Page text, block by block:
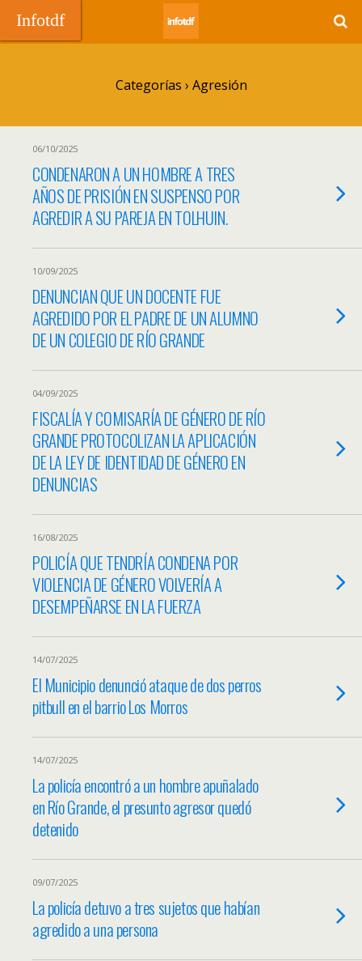
Categorías › Agresión
06/10/2025
CONDENARON A UN HOMBRE A TRES
AÑOS DE PRISIÓN EN SUSPENSO POR
AGREDIR A SU PAREJA EN TOLHUIN.
10/09/2025
DENUNCIAN QUE UN DOCENTE FUE
AGREDIDO POR EL PADRE DE UN ALUMNO
DE UN COLEGIO DE RÍO GRANDE
04/09/2025
FISCALÍA Y COMISARÍA DE GÉNERO DE RÍO
GRANDE PROTOCOLIZAN LA APLICACIÓN
DE LA LEY DE IDENTIDAD DE GÉNERO EN
DENUNCIAS
16/08/2025
POLICÍA QUE TENDRÍA CONDENA POR
VIOLENCIA DE GÉNERO VOLVERÍA A
DESEMPEÑARSE EN LA FUERZA
14/07/2025
El Municipio denunció ataque de dos perros
pitbull en el barrio Los Morros
14/07/2025
La policía encontró a un hombre apuñalado
en Río Grande, el presunto agresor quedó
detenido
09/07/2025
La policía detuvo a tres sujetos que habían
agredido a una persona
Infotdf